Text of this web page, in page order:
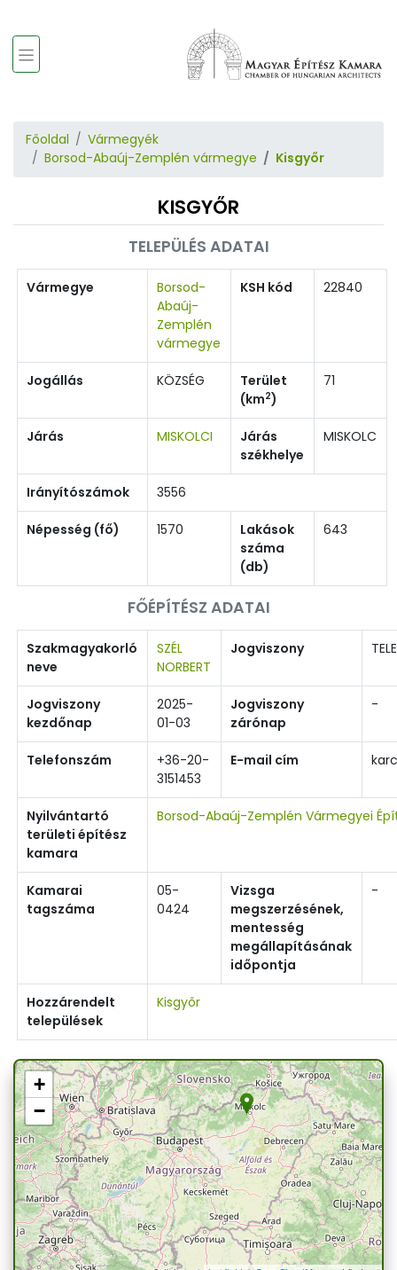
Főoldal
Vármegyék
Borsod-Abaúj-Zemplén vármegye
Kisgyőr
KISGYŐR
TELEPÜLÉS ADATAI
Vármegye
Borsod-
Abaúj-
Zemplén
vármegye
KSH kód 22840
Jogállás KÖZSÉG
Terület
(km2)
71
Járás MISKOLCI
Járás
székhelye
MISKOLC
Irányítószámok 3556
Népesség (fő) 1570
Lakások
száma
(db)
643
FŐÉPÍTÉSZ ADATAI
Szakmagyakorló
neve
SZÉL
NORBERT
Jogviszony
Jogviszony
kezdőnap
2025-
01-03
Jogviszony
zárónap
-
Telefonszám
+36-20-
3151453
E-mail cím
Nyilvántartó
területi építész
kamara
Borsod-Abaúj-Zemplén Vármegyei
Kamarai
tagszáma
05-
0424
Vizsga
megszerzésének,
mentesség
megállapításának
időpontja
-
Hozzárendelt
települések
Kisgyőr
+
−